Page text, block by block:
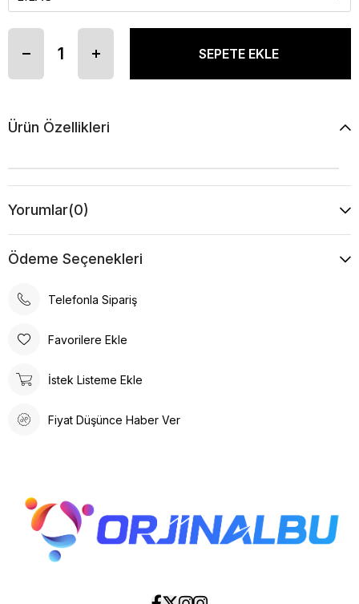
Ürün Özellikleri
Yorumlar(0)
Ödeme Seçenekleri
Telefonla Sipariş
Favorilere Ekle
İstek Listeme Ekle
Fiyat Düşünce Haber Ver